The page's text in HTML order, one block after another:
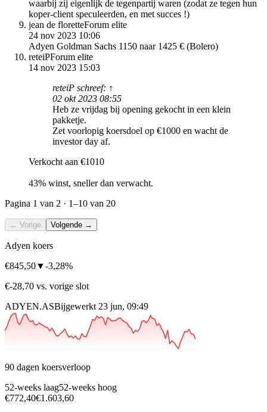
waarbij zij eigenlijk de tegenpartij waren (zodat ze tegen hun
koper-client speculeerden, en met succes !)
jean de floretteForum elite
24 nov 2023 10:06
Adyen Goldman Sachs 1150 naar 1425 € (Bolero)
reteiPForum elite
14 nov 2023 15:03
reteiP schreef: ↑
02 okt 2023 08:55
Heb ze vrijdag bij opening gekocht in een klein
pakketje.
Zet voorlopig koersdoel op €1000 en wacht de
investor day af.
Verkocht aan €1010
43% winst, sneller dan verwacht.
Pagina 1 van 2 · 1–10 van 20
← Vorige Volgende →
Adyen koers
€845,50▼-3,28%
€-28,70 vs. vorige slot
ADYEN.ASBijgewerkt 23 jun, 09:49
90 dagen koersverloop
52-weeks laag52-weeks hoog
€772,40€1.603,60